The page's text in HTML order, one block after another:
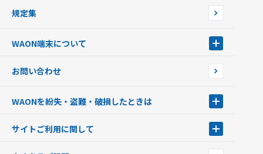
ご当地WAON
G.G WAON
WAONカード・WAONカードプラス
モバイルWAON
提携WAONカード
規定集
WAON端末について
WAONネットステーション
新型WAONステーション
WAONチャージャーmini
お問い合わせ
WAONを紛失・盗難・破損したときは
WAONカードの拾得について
サイトご利用に関して